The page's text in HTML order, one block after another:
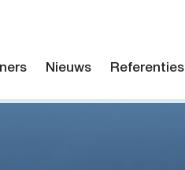
Nieuws Referenties